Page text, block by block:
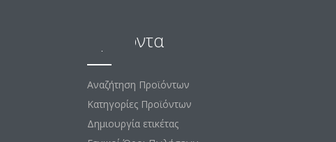
Προϊόντα
Αναζήτηση Προϊόντων
Κατηγορίες Προϊόντων
Δημιουργία ετικέτας